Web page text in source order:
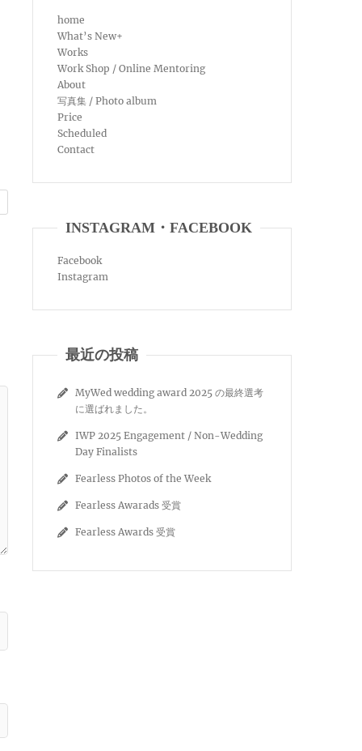
home
What’s New+
Works
Work Shop / Online Mentoring
About
写真集 / Photo album
Price
Scheduled
Contact
INSTAGRAM・FACEBOOK
Facebook
Instagram
最近の投稿
MyWed wedding award 2025 の最終選考
に選ばれました。
IWP 2025 Engagement / Non-Wedding
Day Finalists
Fearless Photos of the Week
Fearless Awarads 受賞
Fearless Awards 受賞